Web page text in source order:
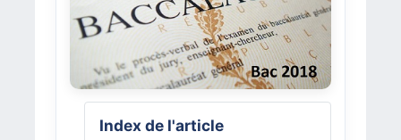
Index de l'article